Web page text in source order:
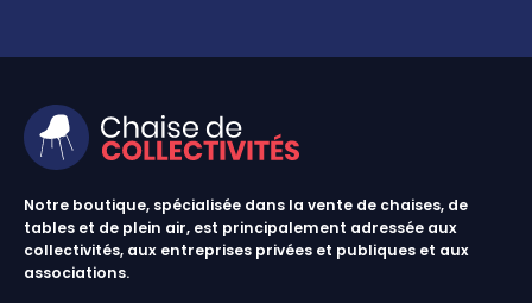
Notre boutique, spécialisée dans la vente de chaises, de
tables et de plein air, est principalement adressée aux
collectivités, aux entreprises privées et publiques et aux
associations.